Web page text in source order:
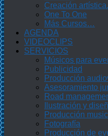
Creación
One To One
Más Cursos…
AGENDA
VIDEOCLIPS
SERVICIOS
Músicos para
Publicidad
Producción
Asesoramiento
Road
Ilustración y
Producción
Fotografía
Producción de